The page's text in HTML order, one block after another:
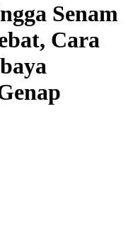
Senam
Cara